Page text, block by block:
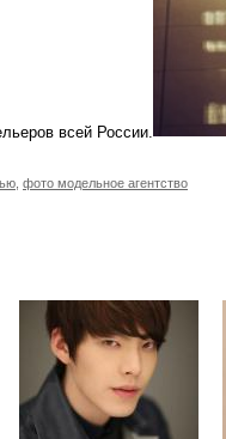
всей России.
фото модельное агентство